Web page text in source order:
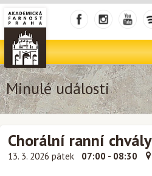
Minulé události
Chorální ranní chvály
13. 3. 2026 pátek 07:00 - 08:30